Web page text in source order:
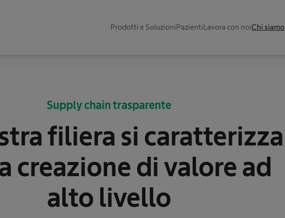
Prodotti e SoluzioniPazientiLavora con noiChi siamo
Supply chain trasparente
filiera si caratterizza
creazione di valore ad
alto livello